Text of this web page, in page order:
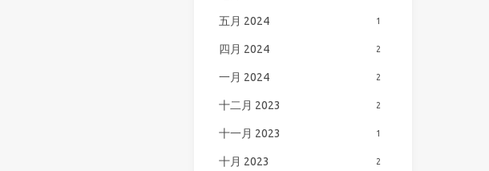
五月 2024 1
四月 2024 2
一月 2024 2
十二月 2023 2
十一月 2023 1
十月 2023 2